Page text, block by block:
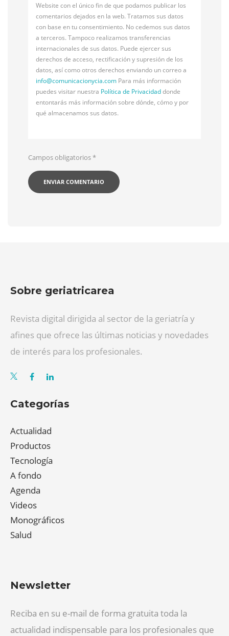
Website con el único fin de que podamos publicar los
comentarios dejados en la web. Tratamos sus datos
con base en tu consentimiento. No cedemos sus datos
a terceros. Tampoco realizamos transferencias
internacionales de sus datos. Puede ejercer sus
derechos de acceso, rectificación y supresión de los
datos, así como otros derechos enviando un correo a
info@comunicacionycia.com Para más información
puedes visitar nuestra Política de Privacidaddonde
entontarás más información sobre dónde, cómo y por
qué almacenamos sus datos.
Campos obligatorios*
Sobre geriatricarea
Revista digital dirigida al sector de la geriatría y
afines que ofrece las últimas noticias y novedades
de interés para los profesionales.
Categorías
Actualidad
Productos
Tecnología
A fondo
Agenda
Videos
Monográficos
Salud
Newsletter
Reciba en su e-mail de forma gratuita toda la
actualidad indispensable para los profesionales que